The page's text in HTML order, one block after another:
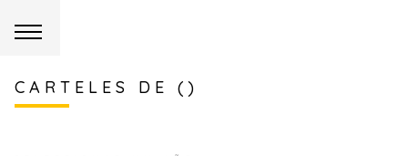
CARTELES DE ()